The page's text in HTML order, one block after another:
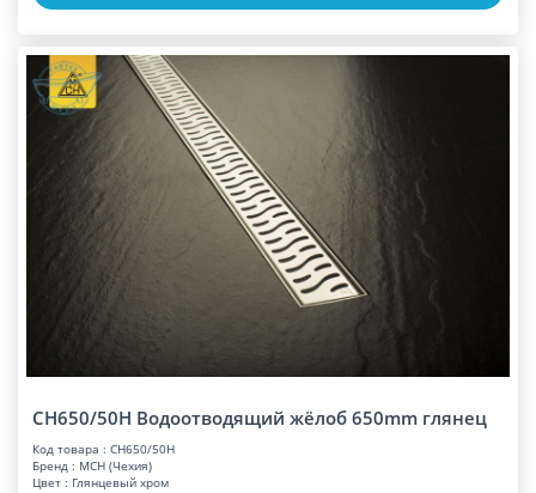
CH650/50H Водоотводящий жёлоб 650mm глянец
Код товара : CH650/50H
Бренд : MCH (Чехия)
Цвет : Глянцевый хром